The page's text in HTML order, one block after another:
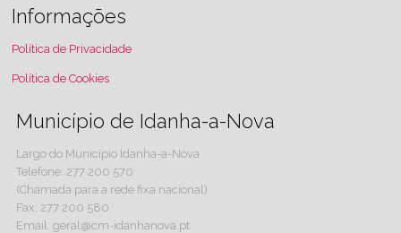
Informações
Política de Privacidade
Política de Cookies
Município de Idanha-a-Nova
Largo do Município Idanha-a-Nova
Telefone: 277 200 570
(Chamada para a rede fixa nacional)
Fax: 277 200 580
Email: geral@cm-idanhanova.pt